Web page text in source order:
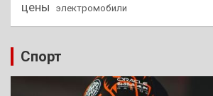
цены электромобили
Спорт